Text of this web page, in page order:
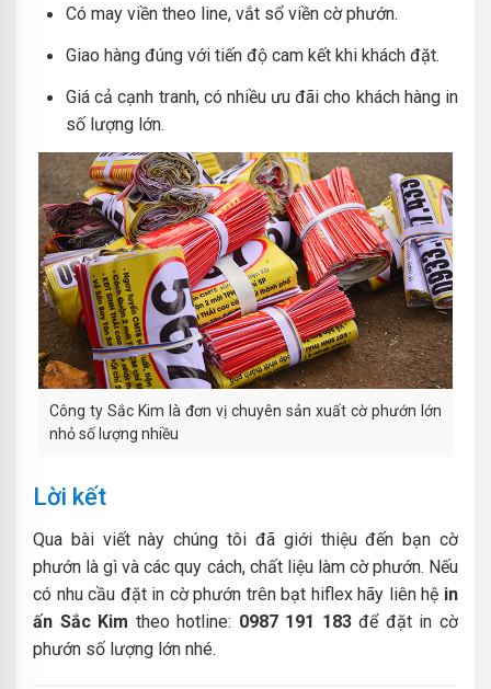
Có may viền theo line, vắt sổ viền cờ phướn.
Giao hàng đúng với tiến độ cam kết khi khách đặt.
Giá cả cạnh tranh, có nhiều ưu đãi cho khách hàng in
số lượng lớn.
Công ty Sắc Kim là đơn vị chuyên sản xuất cờ phướn lớn
nhỏ số lượng nhiều
Lời kết
Qua bài viết này chúng tôi đã giới thiệu đến bạn cờ
phướn là gì và các quy cách, chất liệu làm cờ phướn. Nếu
có nhu cầu đặt in cờ phướn trên bạt hiflex hãy liên hệ in
ấn Sắc Kim theo hotline: 0987 191 183để đặt in cờ
phướn số lượng lớn nhé.